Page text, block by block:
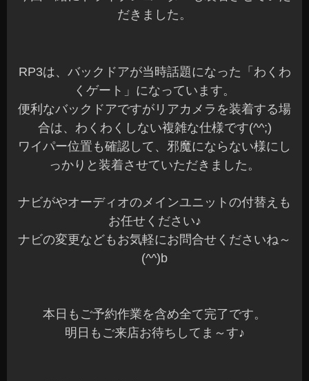
だきました。
RP3は、バックドアが当時話題になった「わくわ
くゲート」になっています。
便利なバックドアですがリアカメラを装着する場
合は、わくわくしない複雑な仕様です(^^;)
ワイパー位置も確認して、邪魔にならない様にし
っかりと装着させていただきました。
ナビがやオーディオのメインユニットの付替えも
お任せください♪
ナビの変更などもお気軽にお問合せくださいね～
(^^)b
本日もご予約作業を含め全て完了です。
明日もご来店お待ちしてま～す♪